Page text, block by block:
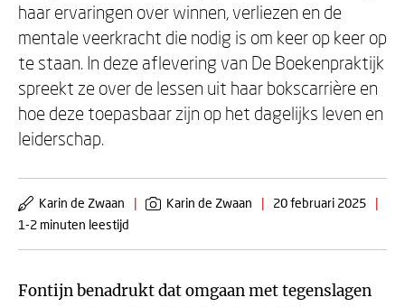
haar ervaringen over winnen, verliezen en de
mentale veerkracht die nodig is om keer op keer op
te staan. In deze aflevering van De Boekenpraktijk
spreekt ze over de lessen uit haar bokscarrière en
hoe deze toepasbaar zijn op het dagelijks leven en
leiderschap.
Karin de Zwaan | Karin de Zwaan | 20 februari 2025
|
1-2 minuten leestijd
Fontijn benadrukt dat omgaan met tegenslagen